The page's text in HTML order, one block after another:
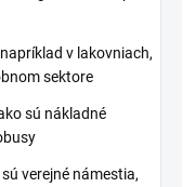
v lakovniach,
sektore
sú nákladné
verejné námestia,